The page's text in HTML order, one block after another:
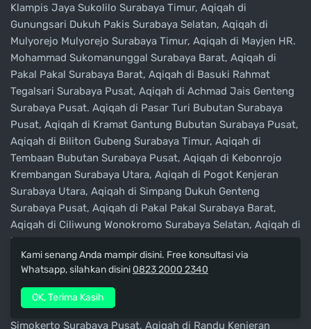
Klampis Jaya Sukolilo Surabaya Timur, Aqiqah di
Gunungsari Dukuh Pakis Surabaya Selatan, Aqiqah di
Mulyorejo Mulyorejo Surabaya Timur, Aqiqah di Mayjen HR.
Mohammad Sukomanunggal Surabaya Barat, Aqiqah di
Pakal Pakal Surabaya Barat, Aqiqah di Basuki Rahmat
Tegalsari Surabaya Pusat, Aqiqah di Achmad Jais Genteng
Surabaya Pusat. Aqiqah di Pasar Turi Bubutan Surabaya
Pusat, Aqiqah di Kramat Gantung Bubutan Surabaya Pusat,
Aqiqah di Biliton Gubeng Surabaya Timur, Aqiqah di
Tembaan Bubutan Surabaya Pusat, Aqiqah di Kebonrojo
Krembangan Surabaya Utara, Aqiqah di Pogot Kenjeran
Surabaya Utara, Aqiqah di Simpang Dukuh Genteng
Surabaya Pusat, Aqiqah di Pakal Pakal Surabaya Barat,
Aqiqah di Ciliwung Wonokromo Surabaya Selatan, Aqiqah di
Kapas Krampung Tambaksari Surabaya Timur.
Aqiqah di Benowo Pakal Surabaya Barat, Aqiqah di
Kranggan Sawahan Surabaya Selatan, Aqiqah di Karah
Jambangan Surabaya Selatan, Aqiqah di Pegirian
Simokerto Surabaya Pusat, Aqiqah di Randu Kenjeran
Kami senang Anda mampir disini. Free konsultasi via
Whatsapp, silahkan disini 0823 2000 2340
OK, Terima Kasih